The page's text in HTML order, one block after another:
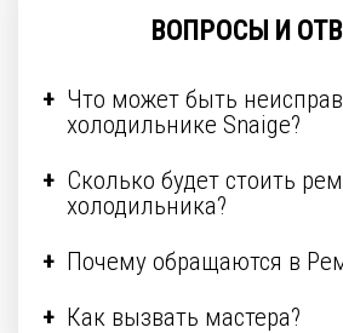
ВОПРОСЫ И
Что может быть
холодильнике Snaige?
Сколько будет стоить
холодильника?
Почему обращаются в
Как вызвать мастера?